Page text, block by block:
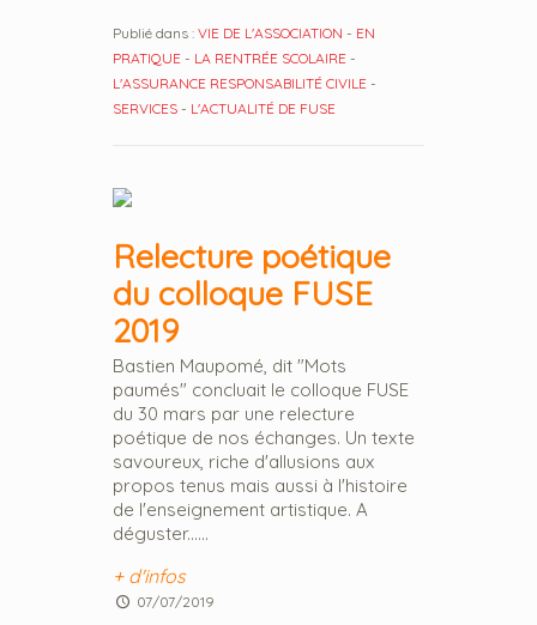
Publié dans : VIE DE L'ASSOCIATION - EN
PRATIQUE - LA RENTRÉE SCOLAIRE -
L'ASSURANCE RESPONSABILITÉ CIVILE -
SERVICES - L'ACTUALITÉ DE FUSE
Relecture poétique
du colloque FUSE
2019
Bastien Maupomé, dit "Mots
paumés" concluait le colloque FUSE
du 30 mars par une relecture
poétique de nos échanges. Un texte
savoureux, riche d'allusions aux
propos tenus mais aussi à l'histoire
de l'enseignement artistique. A
déguster......
+ d'infos
07/07/2019